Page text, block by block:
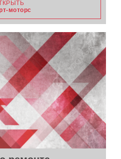
моторс